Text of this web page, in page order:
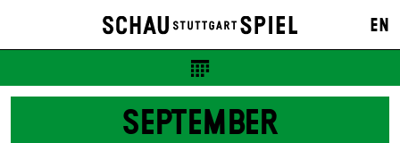
EN
SEPTEMBER